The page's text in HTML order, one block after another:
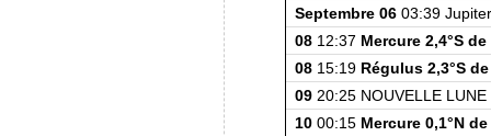
Septembre 0603:39
0812:37 Mercure 2,4°S
0815:19 Régulus 2,3°S
0920:25 NOUVELLE LUNE
1000:15 Mercure 0,1°N